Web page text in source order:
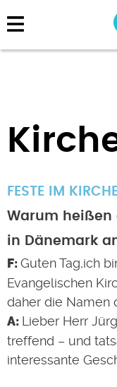
Direkt
zum
FESTE IM
Warum heißen
in Dänemark
Guten Tag,ich
Evangelischen
daher die Namen
Lieber Herr
treffend – und
interessante